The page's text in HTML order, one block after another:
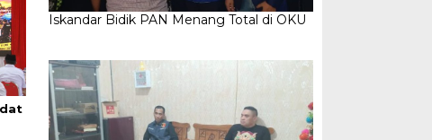
Iskandar Bidik PAN Menang Total di OKU